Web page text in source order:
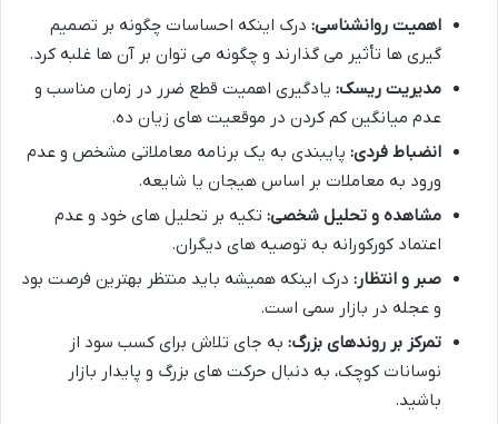
اهمیت روانشناسی: درک اینکه احساسات چگونه بر تصمیم
گیری ها تأثیر می گذارند و چگونه می توان بر آن ها غلبه کرد.
مدیریت ریسک: یادگیری اهمیت قطع ضرر در زمان مناسب و
عدم میانگین کم کردن در موقعیت های زیان ده.
انضباط فردی: پایبندی به یک برنامه معاملاتی مشخص و عدم
ورود به معاملات بر اساس هیجان یا شایعه.
مشاهده و تحلیل شخصی: تکیه بر تحلیل های خود و عدم
اعتماد کورکورانه به توصیه های دیگران.
صبر و انتظار: درک اینکه همیشه باید منتظر بهترین فرصت بود
و عجله در بازار سمی است.
تمرکز بر روندهای بزرگ: به جای تلاش برای کسب سود از
نوسانات کوچک، به دنبال حرکت های بزرگ و پایدار بازار
باشید.